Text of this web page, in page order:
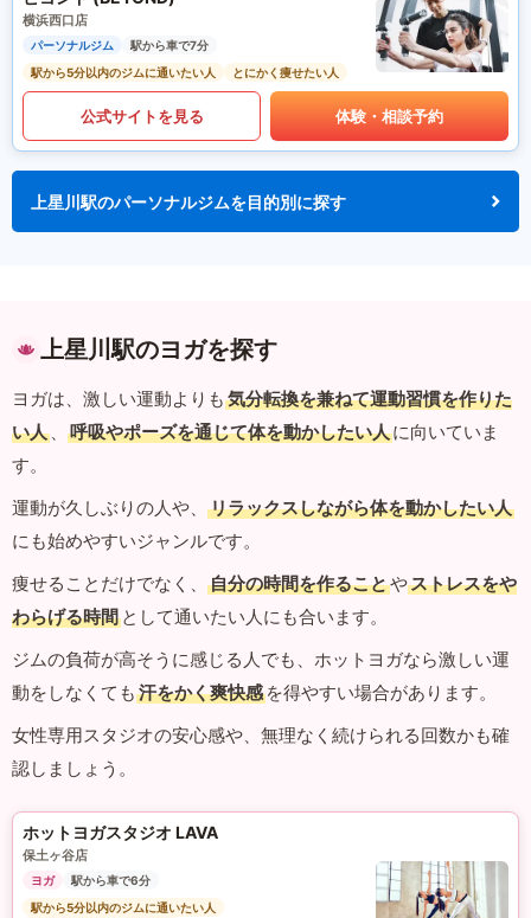
横浜西口店
パーソナルジム
駅から車で7分
駅から5分以内のジムに通いたい人
とにかく痩せたい人
公式サイトを見る 体験・相談予約
上星川駅のパーソナルジムを目的別に探す
上星川駅のヨガを探す
ヨガは、激しい運動よりも 気分転換を兼ねて運動習慣を作りた
い人 、 呼吸やポーズを通じて体を動かしたい人に向いていま
す。
運動が久しぶりの人や、
リラックスしながら体を動かしたい人
にも始めやすいジャンルです。
痩せることだけでなく、
自分の時間を作ることやストレスをや
わらげる時間 として通いたい人にも合います。
ジムの負荷が高そうに感じる人でも、ホットヨガなら激しい運
動をしなくても 汗をかく爽快感 を得やすい場合があります。
女性専用スタジオの安心感や、無理なく続けられる回数かも確
認しましょう。
ホットヨガスタジオ LAVA
保土ヶ谷店
ヨガ
駅から車で6分
駅から5分以内のジムに通いたい人